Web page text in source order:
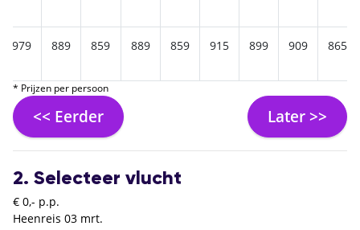
979 889 859 889 859 915 899 909 865
* Prijzen per persoon
<< Eerder Later >>
2. Selecteer vlucht
€ 0,- p.p.
Heenreis 03 mrt.